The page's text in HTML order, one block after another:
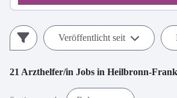
Veröffentlicht seit
21 Arzthelfer/in Jobs in Heilbronn-